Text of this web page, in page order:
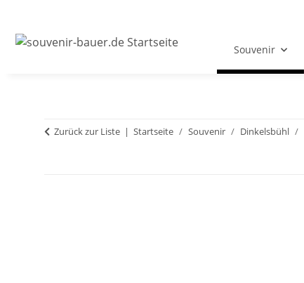
Souvenir
Zurück zur Liste Startseite Souvenir Dinkelsbühl